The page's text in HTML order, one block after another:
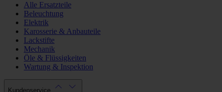
Alle Ersatzteile
Beleuchtung
Elektrik
Karosserie & Anbauteile
Lackstifte
Mechanik
Öle & Flüssigkeiten
Wartung & Inspektion
Kundenservice